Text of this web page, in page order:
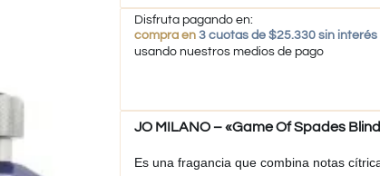
Disfruta pagando en:
compra en 3 cuotas de $25.330 sin interés
usando nuestros medios de pago
JO MILANO – «Game Of Spades
Es una fragancia que combina notas